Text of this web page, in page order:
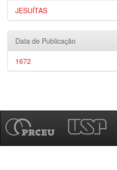
JESUÍTAS
Data de Publicação
1672